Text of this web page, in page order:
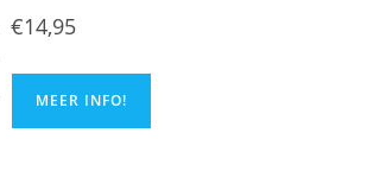
€14,95
MEER INFO!